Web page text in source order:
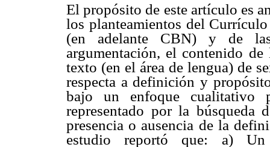
El propósito de este artículo es
los planteamientos del
(en adelante CBN) y de
argumentación, el contenido
texto (en el área de lengua) de
respecta a definición y
bajo un enfoque cualitativo
representado por la búsqueda
presencia o ausencia de la
estudio reportó que: a)